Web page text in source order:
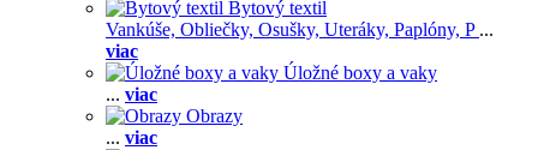
Bytový textil
Vankúše, Obliečky, Osušky, Uteráky, Paplóny, P ...
viac
Úložné boxy a vaky
... viac
Obrazy
... viac